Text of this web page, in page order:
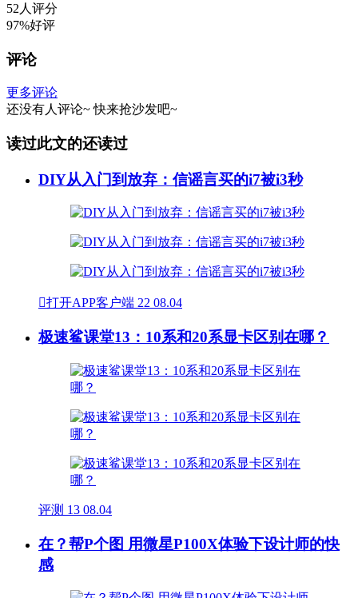
52人评分
97%好评
评论
更多评论
还没有人评论~ 快来抢沙发吧~
读过此文的还读过
DIY从入门到放弃：信谣言买的i7被i3秒
打开APP客户端 22 08.04
极速鲨课堂13：10系和20系显卡区别在哪？
评测 13 08.04
在？帮P个图 用微星P100X体验下设计师的快
感